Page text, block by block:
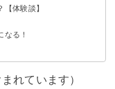
体験談】
る！
れています）